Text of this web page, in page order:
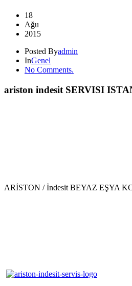
18
Ağu
2015
Posted Byadmin
InGenel
No Comments.
ariston indesit SERVISI
ARİSTON / İndesit BEYAZ EŞYA